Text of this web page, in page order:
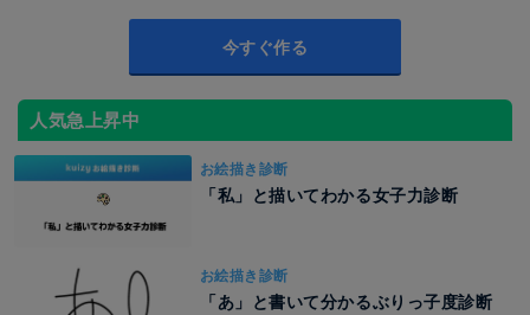
今すぐ作る
人気急上昇中
お絵描き診断
「私」と描いてわかる女子力診断
お絵描き診断
「あ」と書いて分かるぶりっ子度診断